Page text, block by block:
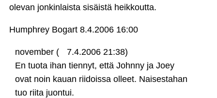
olevan jonkinlaista sisäistä heikkoutta.
Humphrey Bogart 8.4.2006 16:00
november (
7.4.2006 21:38)
En tuota ihan tiennyt, että Johnny ja Joey
ovat noin kauan riidoissa olleet. Naisestahan
tuo riita juontui.